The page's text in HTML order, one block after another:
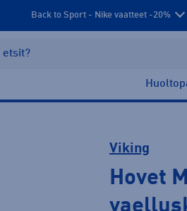
Back to Sport - Nike vaatteet -20%
Viking
Hovet